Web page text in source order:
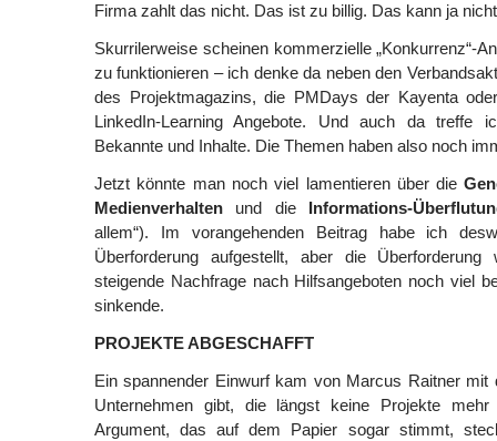
Firma zahlt das nicht. Das ist zu billig. Das kann ja
Skurrilerweise scheinen kommerzielle „Konkurrenz“-
zu funktionieren – ich denke da neben den
des Projektmagazins, die PMDays der Kayenta
LinkedIn-Learning Angebote. Und auch da treffe
Bekannte und Inhalte. Die Themen haben also noch
Jetzt könnte man noch viel lamentieren über die
Medienverhalten und die
Informations-
allem“). Im vorangehenden Beitrag habe ich
Überforderung aufgestellt, aber die Überforderung
steigende Nachfrage nach Hilfsangeboten noch viel
sinkende.
PROJEKTE ABGESCHAFFT
Ein spannender Einwurf kam von Marcus Raitner
Unternehmen gibt, die längst keine Projekte
Argument, das auf dem Papier sogar stimmt,